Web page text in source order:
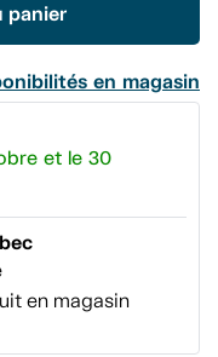
panier
en magasin
et le 30
en magasin